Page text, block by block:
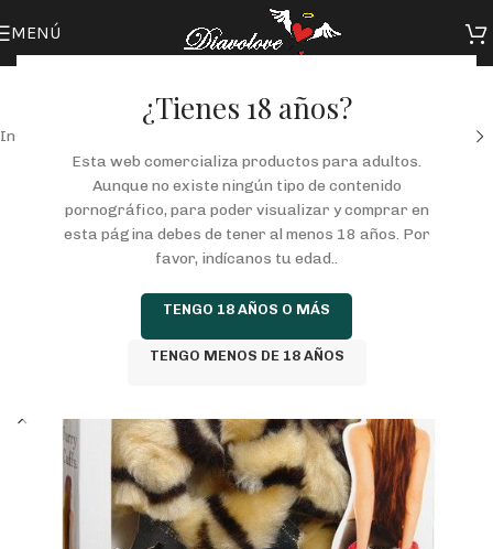
¿Tienes 18 años?
Esta web comercializa productos para adultos.
Aunque no existe ningún tipo de contenido
pornográfico, para poder visualizar y comprar en
esta página debes de tener al menos 18 años. Por
favor, indícanos tu edad..
TENGO 18 AÑOS O MÁS
TENGO MENOS DE 18 AÑOS
MENÚ
Inicio